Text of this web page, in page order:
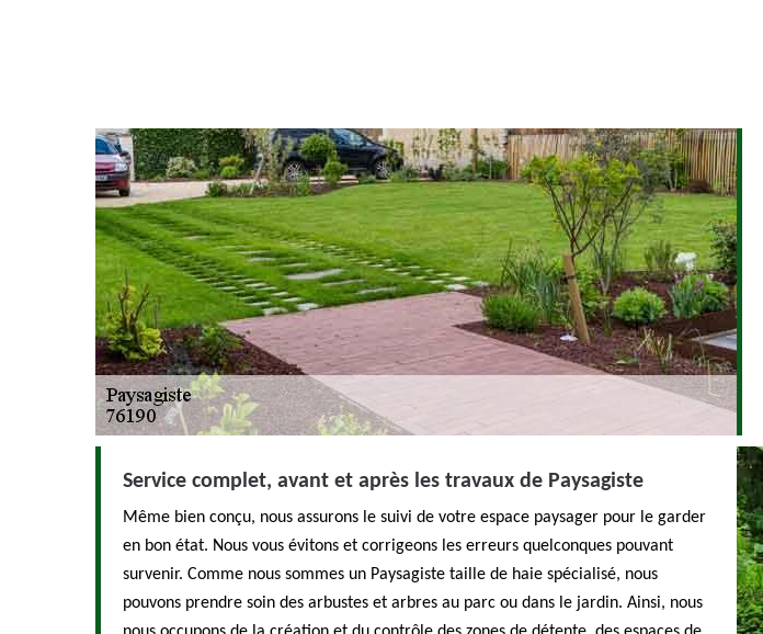
Service complet, avant et après les travaux de Paysagiste
Même bien conçu, nous assurons le suivi de votre espace paysager pour le garder
en bon état. Nous vous évitons et corrigeons les erreurs quelconques pouvant
survenir. Comme nous sommes un Paysagiste taille de haie spécialisé, nous
pouvons prendre soin des arbustes et arbres au parc ou dans le jardin. Ainsi, nous